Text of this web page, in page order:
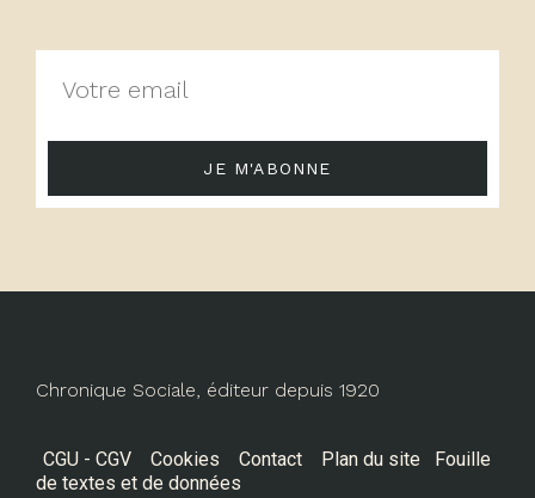
JE M'ABONNE
Chronique Sociale, éditeur depuis 1920
CGU - CGV Cookies Contact Plan du site
Fouille
de textes et de données